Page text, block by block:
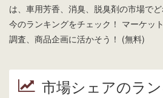
は、車用芳香、消臭、脱臭剤の市場で
今のランキングをチェック！ マーケッ
調査、商品企画に活かそう！ (無料)
市場シェアのラ